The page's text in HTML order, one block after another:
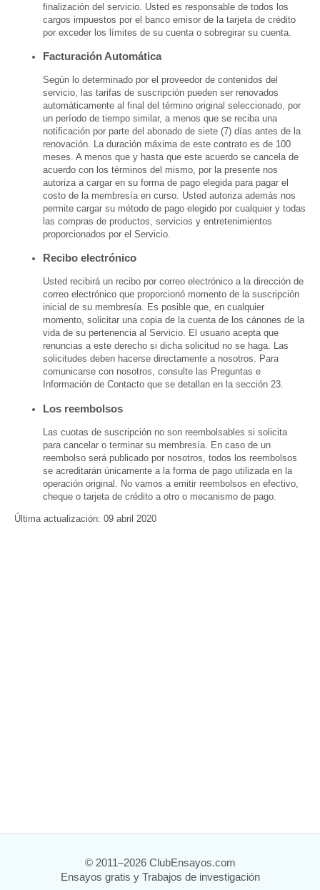
finalización del servicio. Usted es responsable de todos los
cargos impuestos por el banco emisor de la tarjeta de crédito
por exceder los límites de su cuenta o sobregirar su cuenta.
Facturación Automática
Según lo determinado por el proveedor de contenidos del
servicio, las tarifas de suscripción pueden ser renovados
automáticamente al final del término original seleccionado, por
un período de tiempo similar, a menos que se reciba una
notificación por parte del abonado de siete (7) días antes de la
renovación. La duración máxima de este contrato es de 100
meses. A menos que y hasta que este acuerdo se cancela de
acuerdo con los términos del mismo, por la presente nos
autoriza a cargar en su forma de pago elegida para pagar el
costo de la membresía en curso. Usted autoriza además nos
permite cargar su método de pago elegido por cualquier y todas
las compras de productos, servicios y entretenimientos
proporcionados por el Servicio.
Recibo electrónico
Usted recibirá un recibo por correo electrónico a la dirección de
correo electrónico que proporcionó momento de la suscripción
inicial de su membresía. Es posible que, en cualquier
momento, solicitar una copia de la cuenta de los cánones de la
vida de su pertenencia al Servicio. El usuario acepta que
renuncias a este derecho si dicha solicitud no se haga. Las
solicitudes deben hacerse directamente a nosotros. Para
comunicarse con nosotros, consulte las Preguntas e
Información de Contacto que se detallan en la sección 23.
Los reembolsos
Las cuotas de suscripción no son reembolsables si solicita
para cancelar o terminar su membresía. En caso de un
reembolso será publicado por nosotros, todos los reembolsos
se acreditarán únicamente a la forma de pago utilizada en la
operación original. No vamos a emitir reembolsos en efectivo,
cheque o tarjeta de crédito a otro o mecanismo de pago.
Última actualización: 09 abril 2020
© 2011–2026 ClubEnsayos.com
Ensayos gratis y Trabajos de investigación